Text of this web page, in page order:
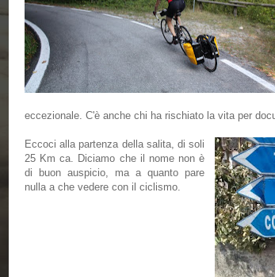
eccezionale. C'è anche chi ha rischiato la vita per
Eccoci alla partenza della salita, di soli
25 Km ca. Diciamo che il nome non è
di buon auspicio, ma a quanto pare
nulla a che vedere con il ciclismo.